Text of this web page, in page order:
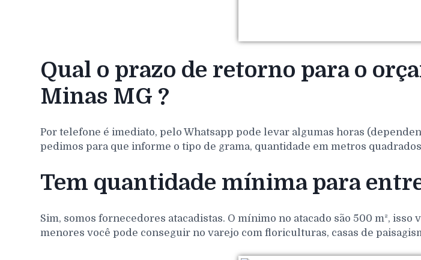
Qual o prazo de retorno para o
Minas MG ?
Por telefone é imediato, pelo Whatsapp pode levar algumas horas
pedimos para que informe o tipo de grama, quantidade em metros
Tem quantidade mínima para
Sim, somos fornecedores atacadistas. O mínimo no atacado são 500 m²,
menores você pode conseguir no varejo com floriculturas, casas de